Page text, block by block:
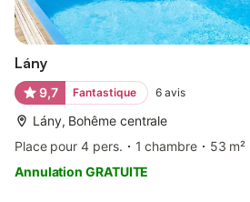
Lány
9,7 Fantastique 6 avis
Lány, Bohême centrale
Place pour 4 pers.
1 chambre
53 m²
Annulation GRATUITE